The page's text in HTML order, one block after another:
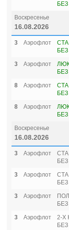
Воскресенье
16.08.2026
3 Аэрофлот
3
Аэрофлот
8
Аэрофлот
8
Аэрофлот
Воскресенье
16.08.2026
3 Аэрофлот
3
Аэрофлот
3
Аэрофлот
3
Аэрофлот
2-Х